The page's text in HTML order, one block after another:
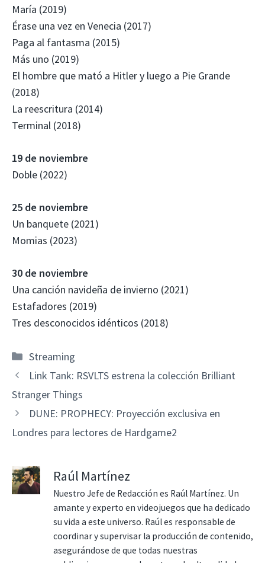
María (2019)
Érase una vez en Venecia (2017)
Paga al fantasma (2015)
Más uno (2019)
El hombre que mató a Hitler y luego a Pie Grande
(2018)
La reescritura (2014)
Terminal (2018)
19 de noviembre
Doble (2022)
25 de noviembre
Un banquete (2021)
Momias (2023)
30 de noviembre
Una canción navideña de invierno (2021)
Estafadores (2019)
Tres desconocidos idénticos (2018)
Categorías
Streaming
Link Tank: RSVLTS estrena la colección Brilliant
Stranger Things
DUNE: PROPHECY: Proyección exclusiva en
Londres para lectores de Hardgame2
Raúl Martínez
Nuestro Jefe de Redacción es Raúl Martínez. Un
amante y experto en videojuegos que ha dedicado
su vida a este universo. Raúl es responsable de
coordinar y supervisar la producción de contenido,
asegurándose de que todas nuestras